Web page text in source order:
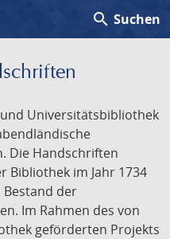
search Suchen
Universitätsbibliothek
Die Handschriften
Bibliothek im Jahr 1734
Bestand der
Im Rahmen des von
geförderten Projekts